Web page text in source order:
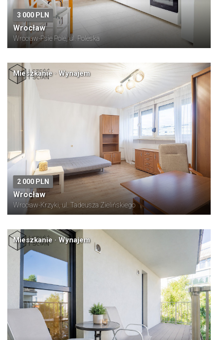
3 000 PLN
Wrocław
Wrocław-Psie Pole, ul. Poleska
Mieszkanie · Wynajem
2 000 PLN
Wrocław
Wrocław-Krzyki, ul. Tadeusza Zielińskiego
Mieszkanie · Wynajem